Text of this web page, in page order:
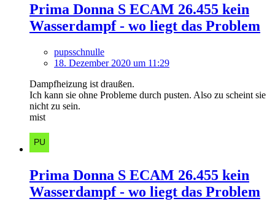
Prima Donna S ECAM 26.455 kein
Wasserdampf - wo liegt das Problem
pupsschnulle
18. Dezember 2020 um 11:29
Dampfheizung ist draußen.
Ich kann sie ohne Probleme durch pusten. Also zu scheint sie
nicht zu sein.
mist
Prima Donna S ECAM 26.455 kein
Wasserdampf - wo liegt das Problem